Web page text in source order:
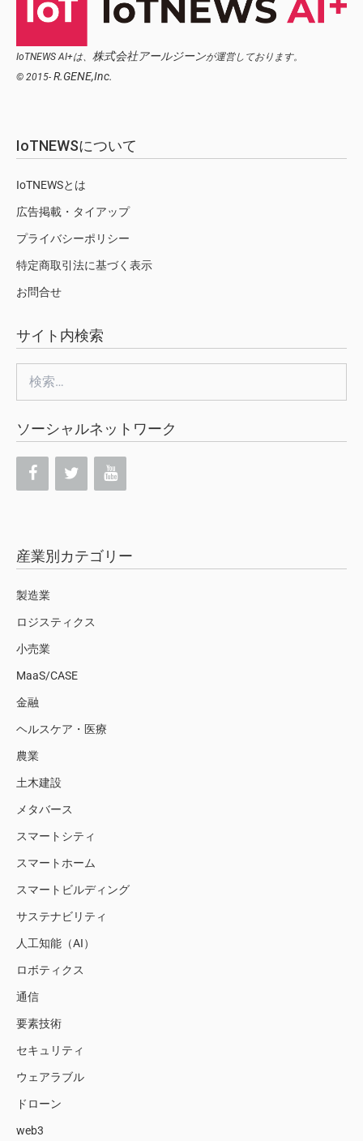
IoTNEWS AI+は、 株式会社アールジーンが運営しております。
© 2015- R.GENE,Inc.
IoTNEWSについて
IoTNEWSとは
広告掲載・タイアップ
プライバシーポリシー
特定商取引法に基づく表示
お問合せ
サイト内検索
ソーシャルネットワーク
産業別カテゴリー
製造業
ロジスティクス
小売業
MaaS/CASE
金融
ヘルスケア・医療
農業
土木建設
メタバース
スマートシティ
スマートホーム
スマートビルディング
サステナビリティ
人工知能（AI）
ロボティクス
通信
要素技術
セキュリティ
ウェアラブル
ドローン
web3